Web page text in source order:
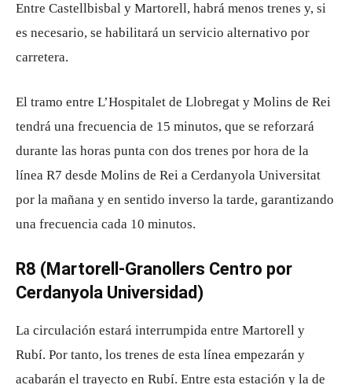
Entre Castellbisbal y Martorell, habrá menos trenes y, si
es necesario, se habilitará un servicio alternativo por
carretera.
El tramo entre L’Hospitalet de Llobregat y Molins de Rei
tendrá una frecuencia de 15 minutos, que se reforzará
durante las horas punta con dos trenes por hora de la
línea R7 desde Molins de Rei a Cerdanyola Universitat
por la mañana y en sentido inverso la tarde, garantizando
una frecuencia cada 10 minutos.
R8 (Martorell-Granollers Centro por
Cerdanyola Universidad)
La circulación estará interrumpida entre Martorell y
Rubí. Por tanto, los trenes de esta línea empezarán y
acabarán el trayecto en Rubí. Entre esta estación y la de